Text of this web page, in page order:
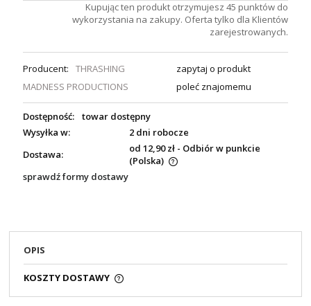
Kupując ten produkt otrzymujesz 45 punktów do
wykorzystania na zakupy. Oferta tylko dla Klientów
zarejestrowanych.
Producent:
THRASHING
MADNESS PRODUCTIONS
zapytaj o produkt
poleć znajomemu
Dostępność:
towar dostępny
Wysyłka w:
2 dni robocze
Dostawa:
od 12,90 zł - Odbiór w punkcie
(Polska)
sprawdź formy dostawy
OPIS
KOSZTY DOSTAWY